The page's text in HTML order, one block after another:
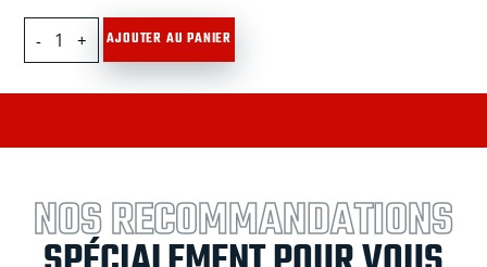
quantité
classique
m
AJOUTER AU PANIER
NOS RECOMMANDATIONS